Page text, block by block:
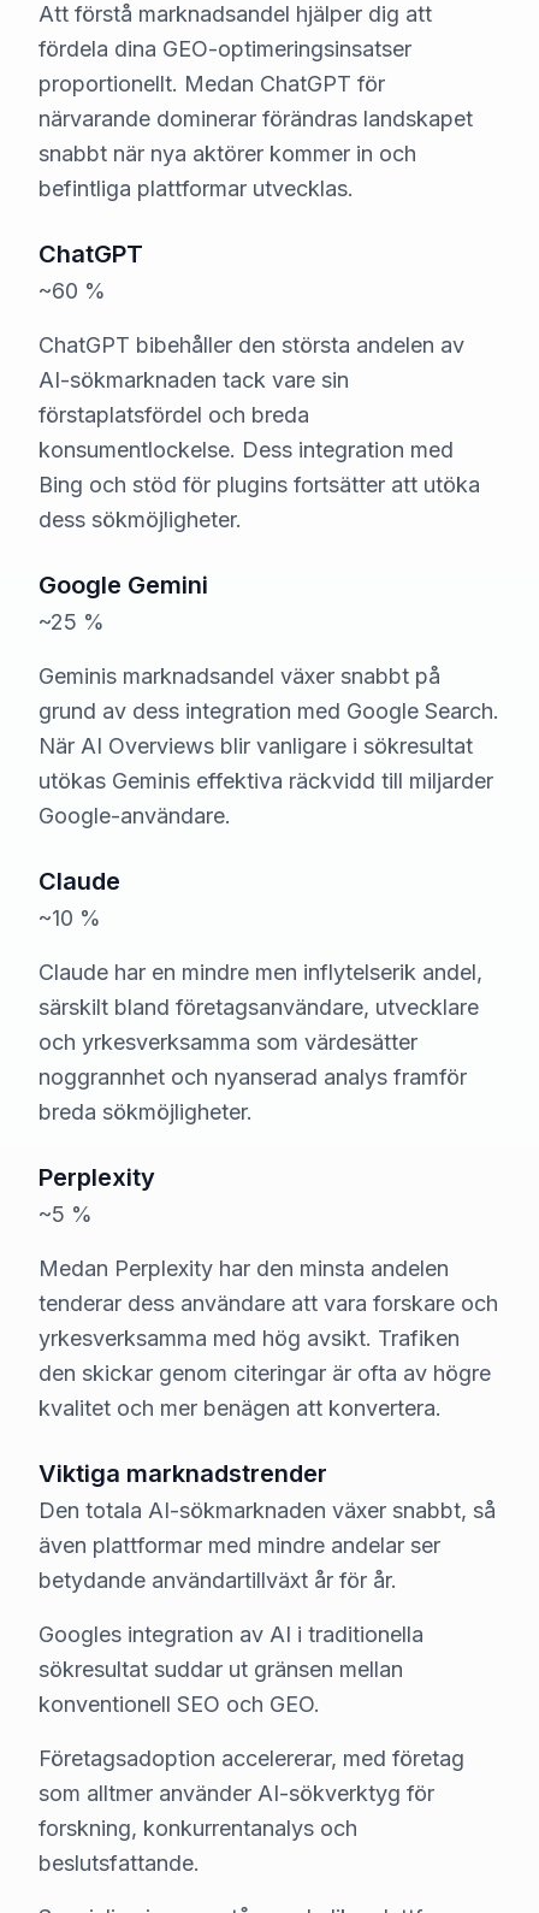
Att förstå marknadsandel hjälper dig att
fördela dina GEO-optimeringsinsatser
proportionellt. Medan ChatGPT för
närvarande dominerar förändras landskapet
snabbt när nya aktörer kommer in och
befintliga plattformar utvecklas.
ChatGPT
~60 %
ChatGPT bibehåller den största andelen av
AI-sökmarknaden tack vare sin
förstaplatsfördel och breda
konsumentlockelse. Dess integration med
Bing och stöd för plugins fortsätter att utöka
dess sökmöjligheter.
Google Gemini
~25 %
Geminis marknadsandel växer snabbt på
grund av dess integration med Google Search.
När AI Overviews blir vanligare i sökresultat
utökas Geminis effektiva räckvidd till miljarder
Google-användare.
Claude
~10 %
Claude har en mindre men inflytelserik andel,
särskilt bland företagsanvändare, utvecklare
och yrkesverksamma som värdesätter
noggrannhet och nyanserad analys framför
breda sökmöjligheter.
Perplexity
~5 %
Medan Perplexity har den minsta andelen
tenderar dess användare att vara forskare och
yrkesverksamma med hög avsikt. Trafiken
den skickar genom citeringar är ofta av högre
kvalitet och mer benägen att konvertera.
Viktiga marknadstrender
Den totala AI-sökmarknaden växer snabbt, så
även plattformar med mindre andelar ser
betydande användartillväxt år för år.
Googles integration av AI i traditionella
sökresultat suddar ut gränsen mellan
konventionell SEO och GEO.
Företagsadoption accelererar, med företag
som alltmer använder AI-sökverktyg för
forskning, konkurrentanalys och
beslutsfattande.